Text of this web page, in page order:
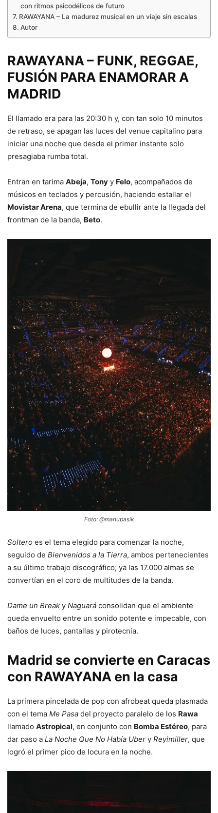
con ritmos psicodélicos de futuro
RAWAYANA – La madurez musical en un viaje sin escalas
Autor
RAWAYANA – FUNK, REGGAE,
FUSIÓN PARA ENAMORAR A
MADRID
El llamado era para las 20:30 h y, con tan solo 10 minutos
de retraso, se apagan las luces del venue capitalino para
iniciar una noche que desde el primer instante solo
presagiaba rumba total.
Entran en tarima Abeja, Tony y Felo, acompañados de
músicos en teclados y percusión, haciendo estallar el
Movistar Arena, que termina de ebullir ante la llegada del
frontman de la banda, Beto.
Foto: @manupasik
Soltero es el tema elegido para comenzar la noche,
seguido de Bienvenidos a la Tierra, ambos pertenecientes
a su último trabajo discográfico; ya las 17.000 almas se
convertían en el coro de multitudes de la banda.
Dame un Break y Naguará consolidan que el ambiente
queda envuelto entre un sonido potente e impecable, con
baños de luces, pantallas y pirotecnia.
Madrid se convierte en Caracas
con RAWAYANA en la casa
La primera pincelada de pop con afrobeat queda plasmada
con el tema Me Pasa del proyecto paralelo de los Rawa
llamado Astropical, en conjunto con Bomba Estéreo, para
dar paso a La Noche Que No Había Uber y Reyimiller, que
logró el primer pico de locura en la noche.